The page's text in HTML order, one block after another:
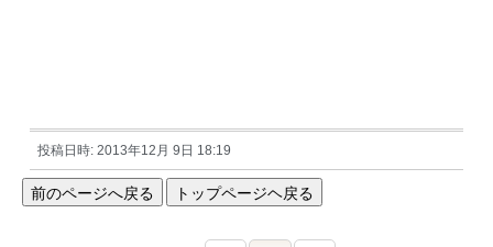
投稿日時: 2013年12月 9日 18:19